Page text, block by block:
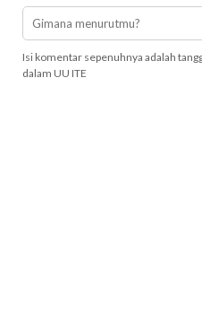
Isi komentar sepenuhnya adalah
dalam UU ITE